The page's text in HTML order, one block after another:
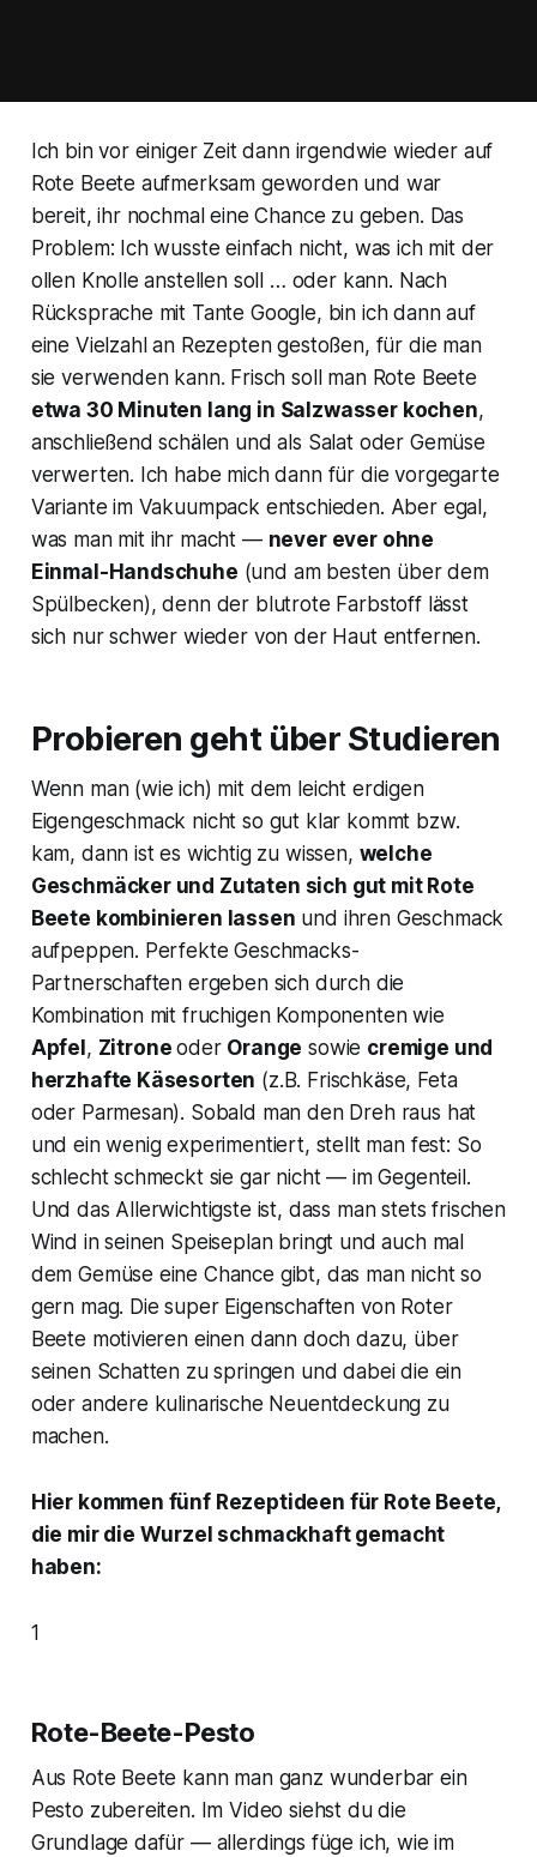
Ich bin vor einiger Zeit dann irgendwie wieder auf
Rote Beete aufmerksam geworden und war
bereit, ihr nochmal eine Chance zu geben. Das
Problem: Ich wusste einfach nicht, was ich mit der
ollen Knolle anstellen soll … oder kann. Nach
Rücksprache mit Tante Google, bin ich dann auf
eine Vielzahl an Rezepten gestoßen, für die man
sie verwenden kann. Frisch soll man Rote Beete
etwa 30 Minuten lang in Salzwasser kochen,
anschließend schälen und als Salat oder Gemüse
verwerten. Ich habe mich dann für die vorgegarte
Variante im Vakuumpack entschieden. Aber egal,
was man mit ihr macht — never ever ohne
Einmal-Handschuhe (und am besten über dem
Spülbecken), denn der blutrote Farbstoff lässt
sich nur schwer wieder von der Haut entfernen.
Probieren geht über Studieren
Wenn man (wie ich) mit dem leicht erdigen
Eigengeschmack nicht so gut klar kommt bzw.
kam, dann ist es wichtig zu wissen, welche
Geschmäcker und Zutaten sich gut mit Rote
Beete kombinieren lassen und ihren Geschmack
aufpeppen. Perfekte Geschmacks-
Partnerschaften ergeben sich durch die
Kombination mit fruchigen Komponenten wie
Apfel , Zitroneoder Orange sowie cremige und
herzhafte Käsesorten (z.B. Frischkäse, Feta
oder Parmesan). Sobald man den Dreh raus hat
und ein wenig experimentiert, stellt man fest: So
schlecht schmeckt sie gar nicht — im Gegenteil.
Und das Allerwichtigste ist, dass man stets frischen
Wind in seinen Speiseplan bringt und auch mal
dem Gemüse eine Chance gibt, das man nicht so
gern mag. Die super Eigenschaften von Roter
Beete motivieren einen dann doch dazu, über
seinen Schatten zu springen und dabei die ein
oder andere kulinarische Neuentdeckung zu
machen.
Hier kommen fünf Rezeptideen für Rote Beete,
die mir die Wurzel schmackhaft gemacht
haben:
1
Rote-Beete-Pesto
Aus Rote Beete kann man ganz wunderbar ein
Pesto zubereiten. Im Video siehst du die
Grundlage dafür — allerdings füge ich, wie im